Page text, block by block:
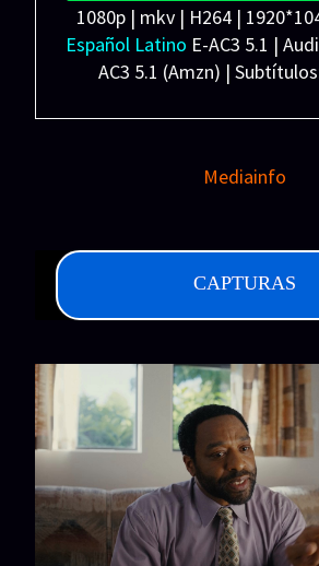
1080p | mkv | H264 |
Español Latino E-AC3 5.1 |
AC3 5.1 (Amzn) |
Pesada: 7.87 GB
Mediainfo
CAPTURAS